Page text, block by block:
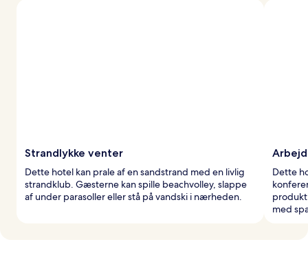
Strandlykke venter
Dette hotel kan prale af en sandstrand med en livlig
strandklub. Gæsterne kan spille beachvolley, slappe
af under parasoller eller stå på vandski i nærheden.
Dette
med